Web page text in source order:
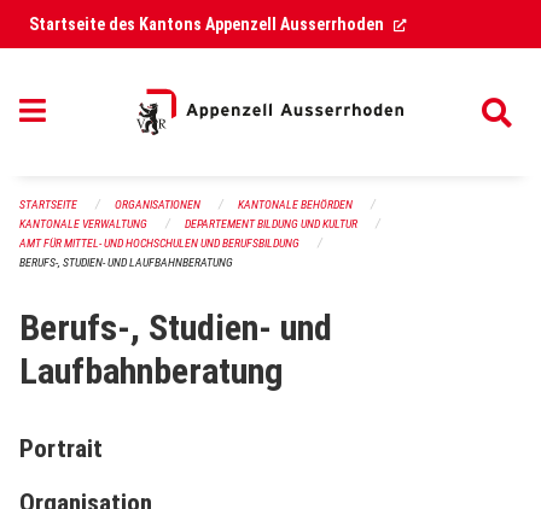
Navigation überspringen
Startseite des Kantons Appenzell Ausserrhoden (External Link)
STARTSEITE ORGANISATIONEN
KANTONALE BEHÖRDEN
KANTONALE VERWALTUNG
DEPARTEMENT BILDUNG UND KULTUR
AMT FÜR MITTEL- UND HOCHSCHULEN UND BERUFSBILDUNG
BERUFS-, STUDIEN- UND LAUFBAHNBERATUNG
Berufs-, Studien- und
Laufbahnberatung
Portrait
Organisation